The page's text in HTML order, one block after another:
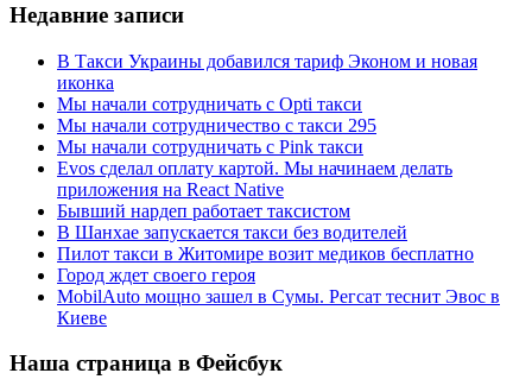
Недавние записи
В Такси Украины добавился тариф Эконом и новая
иконка
Мы начали сотрудничать с Opti такси
Мы начали сотрудничество с такси 295
Мы начали сотрудничать с Pink такси
Evos сделал оплату картой. Мы начинаем делать
приложения на React Native
Бывший нардеп работает таксистом
В Шанхае запускается такси без водителей
Пилот такси в Житомире возит медиков бесплатно
Город ждет своего героя
MobilAuto мощно зашел в Сумы. Регсат теснит Эвос в
Киеве
Наша страница в Фейсбук